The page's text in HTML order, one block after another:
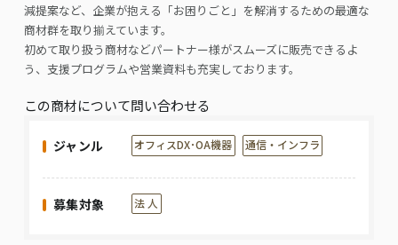
減提案など、企業が抱える「お困りごと」を解消するための最適な
商材群を取り揃えています。
初めて取り扱う商材などパートナー様がスムーズに販売できるよ
う、支援プログラムや営業資料も充実しております。
この商材について問い合わせる
ジャンル オフィスDX･OA機器 通信・インフラ
募集対象 法 人